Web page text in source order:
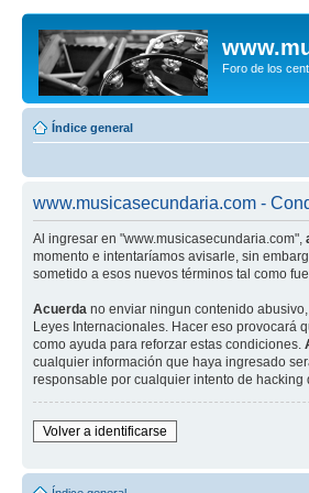
Foro de los
Índice general
www.musicasecundaria.com -
Al ingresar en "www.musicasecundaria.com",
momento e intentaríamos avisarle, sin
sometido a esos nuevos términos tal como
Acuerda no enviar ningun contenido
Leyes Internacionales. Hacer eso provocará
como ayuda para reforzar estas condiciones.
cualquier información que haya ingresado
responsable por cualquier intento de
Volver a identificarse